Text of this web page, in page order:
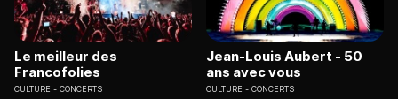
Le meilleur des
Francofolies
CULTURE CONCERTS
Jean-Louis Aubert - 50
ans avec vous
CULTURE CONCERTS